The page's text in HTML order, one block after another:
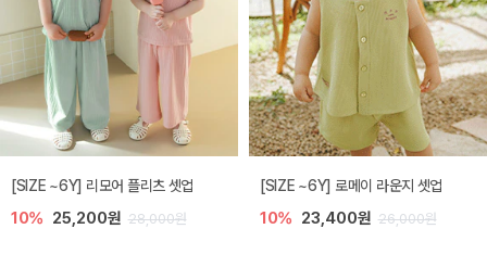
[SIZE ~6Y] 리모어 플리츠 셋업
10% 25,200원 28,000원
[SIZE ~6Y] 로메이 라운지 셋업
10% 23,400원 26,000원